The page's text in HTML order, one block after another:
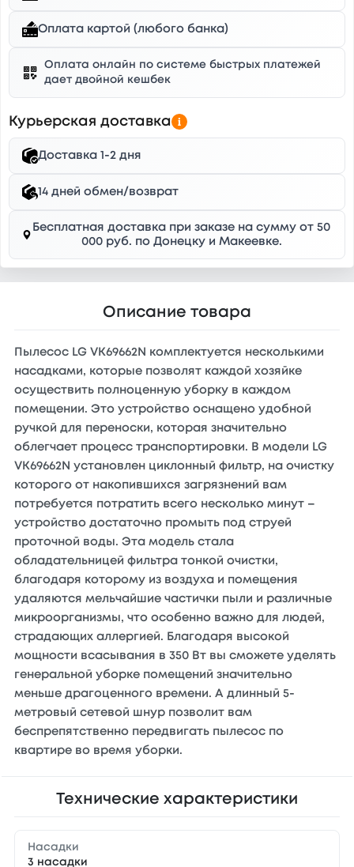
Оплата картой (любого банка)
Оплата онлайн по системе быстрых платежей
дает двойной кешбек
Курьерская доставка
Доставка 1-2 дня
14 дней обмен/возврат
Бесплатная доставка при заказе на сумму от 50
000 руб. по Донецку и Макеевке.
Описание товара
Пылесос LG VK69662N комплектуется несколькими
насадками, которые позволят каждой хозяйке
осуществить полноценную уборку в каждом
помещении. Это устройство оснащено удобной
ручкой для переноски, которая значительно
облегчает процесс транспортировки. В модели LG
VK69662N установлен циклонный фильтр, на очистку
которого от накопившихся загрязнений вам
потребуется потратить всего несколько минут –
устройство достаточно промыть под струей
проточной воды. Эта модель стала
обладательницей фильтра тонкой очистки,
благодаря которому из воздуха и помещения
удаляются мельчайшие частички пыли и различные
микроорганизмы, что особенно важно для людей,
страдающих аллергией. Благодаря высокой
мощности всасывания в 350 Вт вы сможете уделять
генеральной уборке помещений значительно
меньше драгоценного времени. А длинный 5-
метровый сетевой шнур позволит вам
беспрепятственно передвигать пылесос по
квартире во время уборки.
Технические характеристики
Насадки
3 насадки